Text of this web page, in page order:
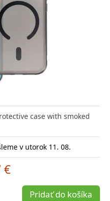
case with smoked
v utorok 11. 08.
€
Pridať do košíka